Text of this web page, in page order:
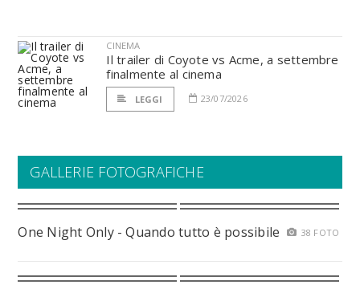
CINEMA
Il trailer di Coyote vs Acme, a settembre
finalmente al cinema
LEGGI 23/07/2026
GALLERIE FOTOGRAFICHE
One Night Only - Quando tutto è possibile 38 FOTO